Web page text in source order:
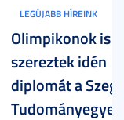
LEGÚJABB HÍREINK
Olimpikonok is
szereztek idén
diplomát a